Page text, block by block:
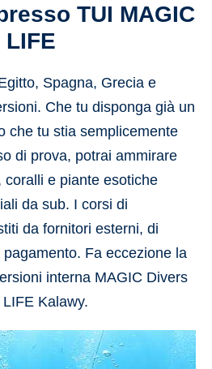
TUI MAGIC
LIFE
Spagna, Grecia e
Che tu disponga già un
che tu stia semplicemente
di prova, potrai ammirare
coralli e piante esotiche
da sub. I corsi di
da fornitori esterni, di
Fa eccezione la
interna MAGIC Divers
Kalawy.